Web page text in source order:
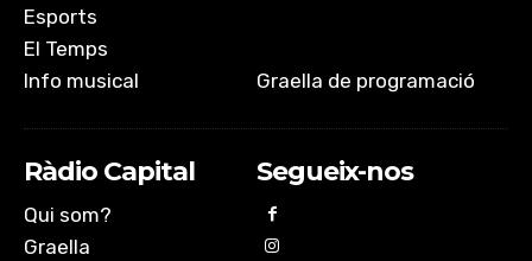
Esports
El Temps
Info musical
Graella de programació
Ràdio Capital
Qui som?
Graella
Segueix-nos